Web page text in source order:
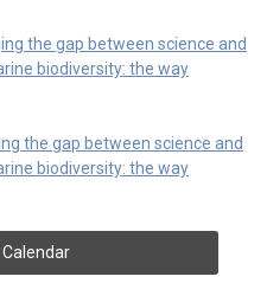
the gap between science and
biodiversity: the way
the gap between science and
biodiversity: the way